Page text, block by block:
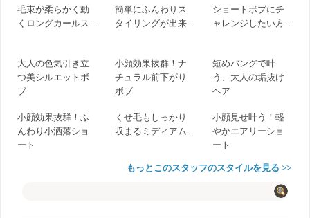
毛束が柔らかく動
くロングカールス...
簡単にふんわりス
タイリングが出来...
ショートボブにチ
ャレンジしたい方...
大人の色気引き立
つ美シルエットボ
ブ
小顔効果抜群！ナ
チュラル前下がり
ボブ
短めバングで叶
う、大人の垢抜け
ヘア
小顔効果抜群！ふ
んわり小洒落ショ
ート
くせ毛もしっかり
収まるミディアム...
小顔見せ叶う！軽
やかエアリーショ
ート
もっとこのスタッフのスタイルを見る >>